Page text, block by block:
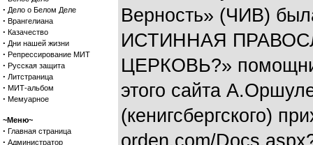
· Дело о Белом Деле
· Врангелиана
· Казачество
· Дни нашей жизни
· Репрессирование МИТ
· Русская защита
· Литстраница
· МИТ-альбом
· Мемуарное
~Меню~
· Главная страница
· Администратор
Верность» (ЧИВ)
ИСТИННАЯ
ЦЕРКОВЬ?»
этого сайта
(кенигсбергского)
orden.com/